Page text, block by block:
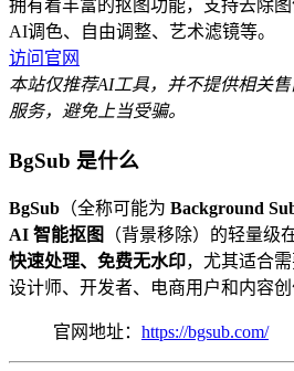
拥有着丰富的抠图功能，支持去除图
AI调色、自由调整、艺术滤镜等。
访问官网
本站仅推荐AI工具，并不提供相关
服务，避免上当受骗。
BgSub 是什么
BgSub （全称可能为 Background
AI 智能抠图
（背景移除）的轻量级
快速处理、免费无水印，尤其适合
设计师、开发者、电商用户和内容创
官网地址： https://bgsub.com/